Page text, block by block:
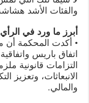
والفئات الأشد
أبرز ما ورد في
• أكدت المحكمة أن
اتفاق باريس
التزامات قانونية
الانبعاثات، وتعزيز
والمالي.